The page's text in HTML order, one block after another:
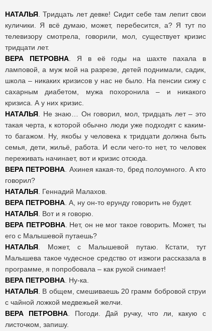
НАТАЛЬЯ . Тридцать лет девке! Сидит себе там лепит свои
куличики. Я всё думаю, может, перебесится, а? Я тут по
телевизору смотрела, говорили, мол, существует кризис
тридцати лет.
ВЕРА
ПЕТРОВНА. Я в её годы на шахте пахала в
ламповой, а муж мой на разрезе, детей поднимали, садик,
школа – никаких кризисов у нас не было. На пенсии сижу с
сахарным диабетом, мужа похоронила – и никакого
кризиса. А у них кризис.
НАТАЛЬЯ . Не знаю… Он говорил, мол, тридцать лет – это
такая черта, к которой обычно люди уже подходят с каким-
то багажом. Ну, якобы у человека к тридцати должна быть
семья, дети, жильё, работа. И если чего-то нет, то человек
переживать начинает, вот и кризис отсюда.
ВЕРА ПЕТРОВНА . Ахинея какая-то, бред полоумного. А кто
говорил?
НАТАЛЬЯ . Геннадий Малахов.
ВЕРА ПЕТРОВНА . А, ну он-то ерунду говорить не будет.
НАТАЛЬЯ . Вот и я говорю.
ВЕРА ПЕТРОВНА. Нет, он не мог такое говорить. Может, ты
его с Малышевой путаешь?
НАТАЛЬЯ . Может, с Малышевой путаю. Кстати, тут
Малышева такое чудесное средство от изжоги рассказала в
программе, я попробовала – как рукой снимает!
ВЕРА ПЕТРОВНА . Ну-ка.
НАТАЛЬЯ . В общем, смешиваешь 20 грамм бобровой струи
с чайной ложкой медвежьей желчи.
ВЕРА
ПЕТРОВНА . Погоди. Дай ручку, что ли, какую с
листочком, запишу.